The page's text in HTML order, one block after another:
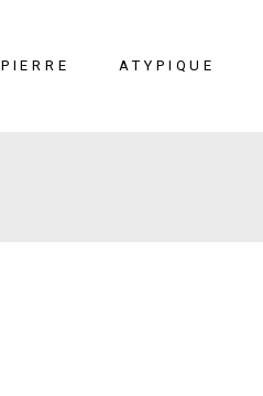
PIERRE ATYPIQUE